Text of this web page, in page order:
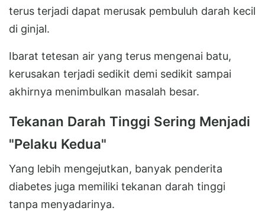
terus terjadi dapat merusak pembuluh darah kecil
di ginjal.
Ibarat tetesan air yang terus mengenai batu,
kerusakan terjadi sedikit demi sedikit sampai
akhirnya menimbulkan masalah besar.
Tekanan Darah Tinggi Sering Menjadi
"Pelaku Kedua"
Yang lebih mengejutkan, banyak penderita
diabetes juga memiliki tekanan darah tinggi
tanpa menyadarinya.